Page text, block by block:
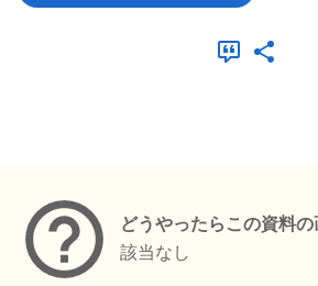
どうやったらこの資料の
該当なし